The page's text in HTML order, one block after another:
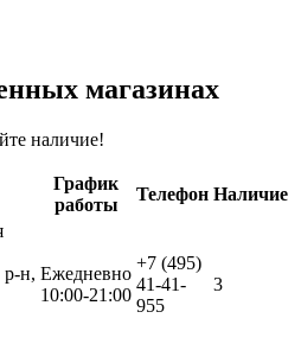
магазинах
наличие!
График
работы
Телефон Наличие
н, Ежедневно
10:00-21:00
+7 (495)
41-41-
955
3